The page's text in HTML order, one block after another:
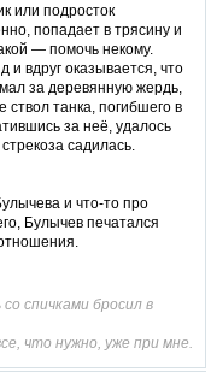
или подросток
попадает в трясину и
— помочь некому.
и вдруг оказывается, что
за деревянную жердь,
танка, погибшего в
за неё, удалось
садилась.
и что-то про
Булычев печатался
спичками бросил в
что нужно, уже при мне.